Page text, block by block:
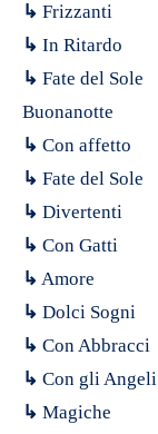
↳ Frizzanti
↳ In Ritardo
↳ Fate del Sole
Buonanotte
↳ Con affetto
↳ Fate del Sole
↳ Divertenti
↳ Con Gatti
↳ Amore
↳ Dolci Sogni
↳ Con Abbracci
↳ Con gli Angeli
↳ Magiche